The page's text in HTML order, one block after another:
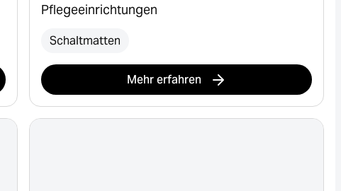
Pflegeeinrichtungen
Schaltmatten
Mehr erfahren